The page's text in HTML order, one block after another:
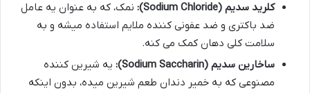
کلرید سدیم (Sodium Chloride):
نمک، که به عنوان یه عامل
ضد باکتری و ضد عفونی کننده ملایم استفاده میشه و به
سلامت کلی دهان کمک می کنه.
ساخارین سدیم (Sodium Saccharin):
یه شیرین کننده
مصنوعی که به خمیر دندان طعم شیرین میده، بدون اینکه